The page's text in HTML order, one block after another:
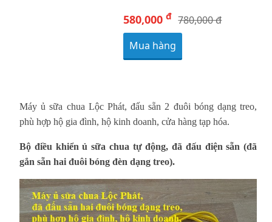
580,000đ 780,000 đ
Mua hàng
Máy ủ sữa chua Lộc Phát, đấu sẵn 2 đuôi bóng dạng treo,
phù hợp hộ gia đình, hộ kinh doanh, cửa hàng tạp hóa.
Bộ điều khiển ủ sữa chua tự động, đã đấu điện sẵn (đã
gắn sẵn hai đuôi bóng đèn dạng treo).